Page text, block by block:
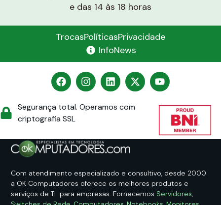
e das 14 às 18 horas
TrocasPolíticasPrivacidade
InfoNews
Segurança total. Operamos com
criptografia SSL
Com atendimento especializado e consultivo, desde 2000
a OK Computadores oferece os melhores produtos e
serviços de TI para empresas. Fornecemos Servidores,